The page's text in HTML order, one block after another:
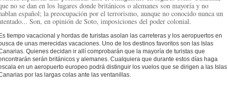
no se dan en los lugares donde británicos o alemanes son mayoría y no
español; la preocupación por el terrorismo, aunque no conocido nunca un
Son, en opinión de Soto, imposiciones del poder colonial.
Es tiempo vacacional y hordas de turistas asolan las carreteras y los aeropuertos en
de unas merecidas vacaciones. Uno de los destinos favoritos son las Islas
Quienes decidan ir allí comprobarán que la mayoría de turistas que
serán británicos y alemanes. Cualquiera que durante estos días haga
en un aeropuerto europeo podrá distinguir los vuelos que se dirigen a las Islas
por las largas colas ante las ventanillas.